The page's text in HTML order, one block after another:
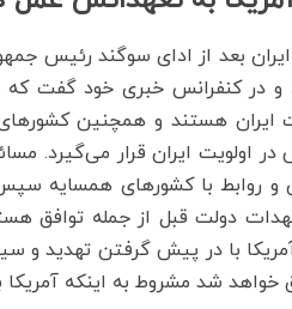
ایران بعد از ادای سوگند رئیس
و در کنفرانس خبری خود گفت
هستند و همچنین کشورهای
اولویت ایران قرار می‌گیرد.
روابط با کشورهای همسایه
دولت قبل از جمله توافق
با در پیش گرفتن تهدید و
شد مشروط به اینکه آمریکا